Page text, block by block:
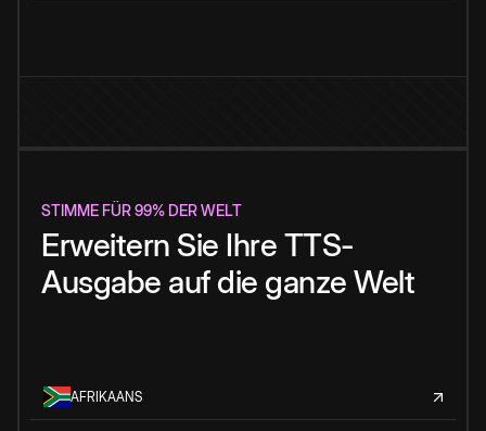
STIMME FÜR 99% DER WELT
Erweitern Sie Ihre TTS-
Ausgabe auf die ganze Welt
AFRIKAANS